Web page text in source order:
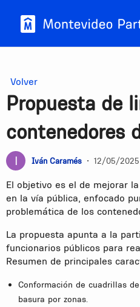
Volver
Propuesta de
contenedores
Iván Caramés • 12/05/2025
El objetivo es el de mejorar
en la vía pública, enfocado
problemática de los
La propuesta apunta a la
funcionarios públicos para
Resumen de principales
Conformación de cuadrillas
basura por zonas.